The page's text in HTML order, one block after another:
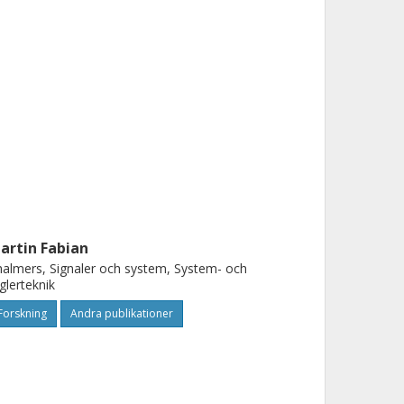
Fabian
Signaler och system, System- och
Andra publikationer